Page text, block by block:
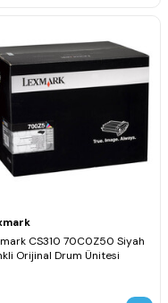
CS310 70C0Z50 Siyah
Orijinal Drum Ünitesi